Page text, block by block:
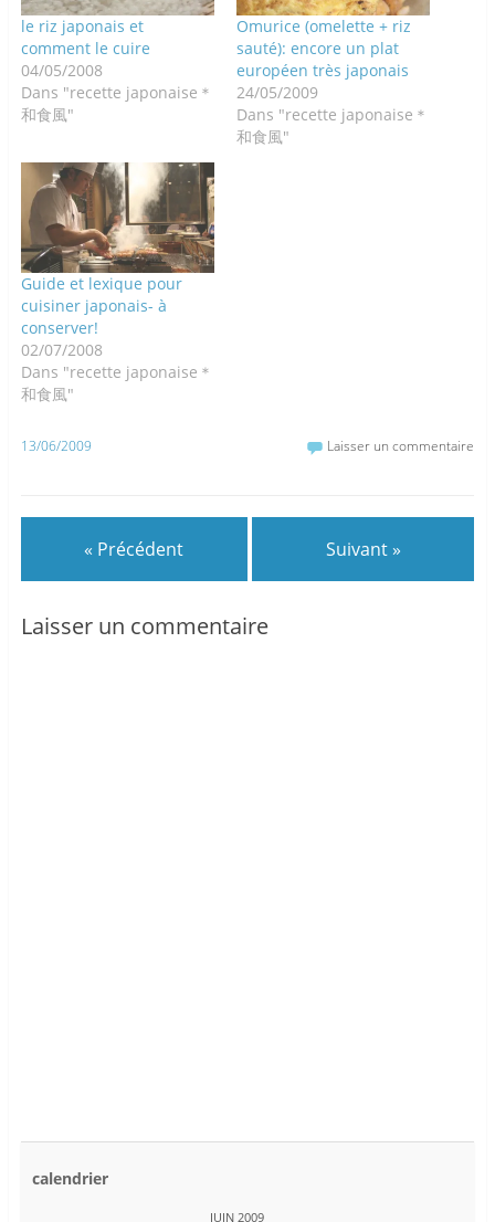
le riz japonais et
comment le cuire
04/05/2008
Dans "recette japonaise＊
和食風"
Omurice (omelette + riz
sauté): encore un plat
européen très japonais
24/05/2009
Dans "recette japonaise＊
和食風"
Guide et lexique pour
cuisiner japonais- à
conserver!
02/07/2008
Dans "recette japonaise＊
和食風"
13/06/2009 Laisser un commentaire
« Précédent Suivant »
Laisser un commentaire
calendrier
JUIN 2009